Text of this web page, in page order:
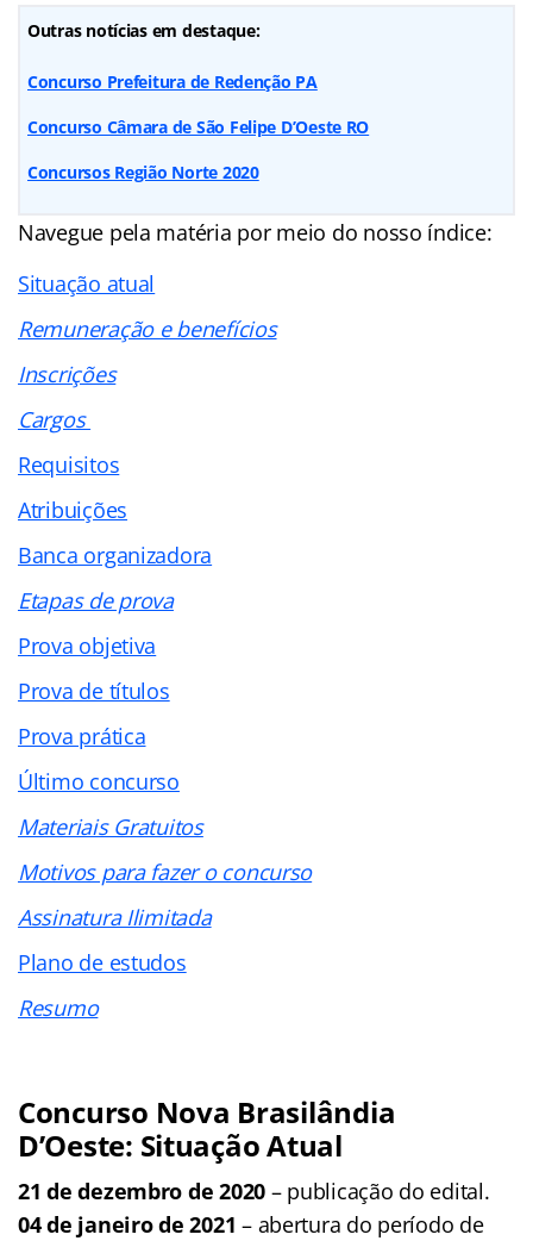
Outras notícias em destaque:
Concurso Prefeitura de Redenção PA
Concurso Câmara de São Felipe D’Oeste RO
Concursos Região Norte 2020
Navegue pela matéria por meio do nosso índice:
Situação atual
Remuneração e benefícios
Inscrições
Cargos
Requisitos
Atribuições
Banca organizadora
Etapas de prova
Prova objetiva
Prova de títulos
Prova prática
Último concurso
Materiais Gratuitos
Motivos para fazer o concurso
Assinatura Ilimitada
Plano de estudos
Resumo
Concurso Nova Brasilândia
D’Oeste: Situação Atual
21 de dezembro de 2020 – publicação do edital.
04 de janeiro de 2021 – abertura do período de